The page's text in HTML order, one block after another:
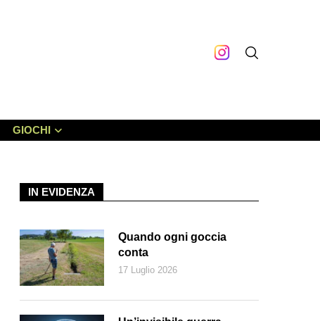
GIOCHI
IN EVIDENZA
Quando ogni goccia
conta
17 Luglio 2026